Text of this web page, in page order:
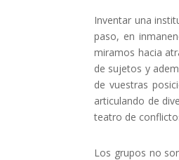
Inventar una
paso, en
miramos hacia
de sujetos y
de vuestras
articulando de
teatro de
Los grupos no